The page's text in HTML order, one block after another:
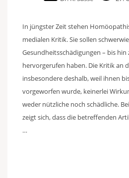
In jüngster Zeit stehen
medialen Kritik. Sie sollen
Gesundheitsschädigungen – bis hin
hervorgerufen haben. Die Kritik an
insbesondere deshalb, weil ihnen
vorgeworfen wurde, keinerlei
weder nützliche noch schädliche.
zeigt sich, dass die betreffenden
…